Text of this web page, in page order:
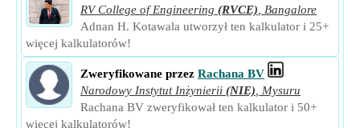
RV College of Engineering (RVCE)
Bangalore
Adnan H. Kotawala utworzył ten kalkulator i 25+
więcej kalkulatorów!
Zweryfikowane przez Rachana BV
Narodowy Instytut Inżynierii (NIE)
Mysuru
Rachana BV zweryfikował ten kalkulator i 50+
więcej kalkulatorów!